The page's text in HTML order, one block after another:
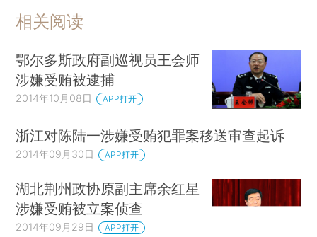
相关阅读
鄂尔多斯政府副巡视员王会师
涉嫌受贿被逮捕
2014年10月08日 APP打开
浙江对陈陆一涉嫌受贿犯罪案移送审查起诉
2014年09月30日 APP打开
湖北荆州政协原副主席余红星
涉嫌受贿被立案侦查
2014年09月29日 APP打开